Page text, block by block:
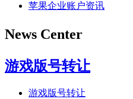
苹果企业账户资讯
News Center
游戏版号转让
游戏版号转让